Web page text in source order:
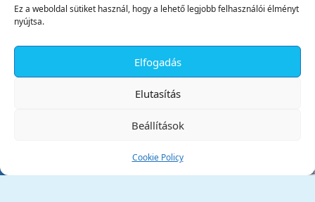
Ez a weboldal sütiket használ, hogy a lehető legjobb felhasználói élményt
nyújtsa.
Elfogadás
Elutasítás
Beállítások
Cookie Policy
Tata Város Önkormányzata
✕